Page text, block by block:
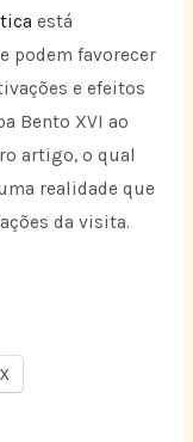
está
podem favorecer
e efeitos
Bento XVI ao
artigo, o qual
realidade que
da visita.
X